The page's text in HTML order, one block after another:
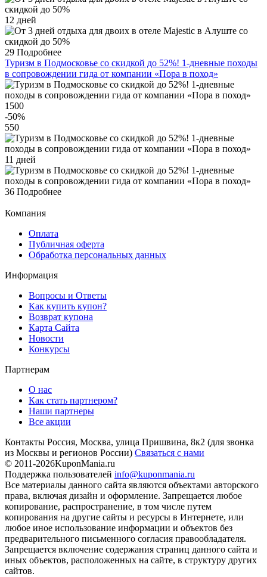
12 дней
29 Подробнее
Туризм в Подмосковье со скидкой до 52%! 1-дневные походы
в сопровождении гида от компании «Пора в поход»
1500
-50%
550
11 дней
36 Подробнее
Компания
Оплата
Публичная оферта
Обработка персональных данных
Информация
Вопросы и Ответы
Как купить купон?
Возврат купона
Карта Сайта
Новости
Конкурсы
Партнерам
О нас
Как стать партнером?
Наши партнеры
Все акции
Контакты Россия, Москва, улица Пришвина, 8к2 (для звонка
из Москвы и регионов России) Связаться с нами
© 2011-2026KuponMania.ru
Поддержка пользователей info@kuponmania.ru
Все материалы данного сайта являются объектами авторского
права, включая дизайн и оформление. Запрещается любое
копирование, распространение, в том числе путем
копирования на другие сайты и ресурсы в Интернете, или
любое иное использование информации и объектов без
предварительного письменного согласия правообладателя.
Запрещается включение содержания страниц данного сайта и
иных объектов, расположенных на сайте, в структуру других
сайтов.